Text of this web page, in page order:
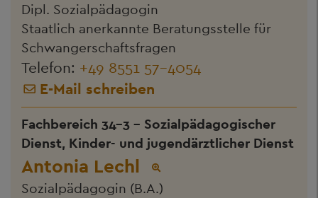
Dipl. Sozialpädagogin
Staatlich anerkannte Beratungsstelle für
Schwangerschaftsfragen
Telefon: +49 8551 57-4054
E-Mail schreiben
Fachbereich 34-3 - Sozialpädagogischer
Dienst, Kinder- und jugendärztlicher Dienst
Antonia Lechl
Sozialpädagogin (B.A.)